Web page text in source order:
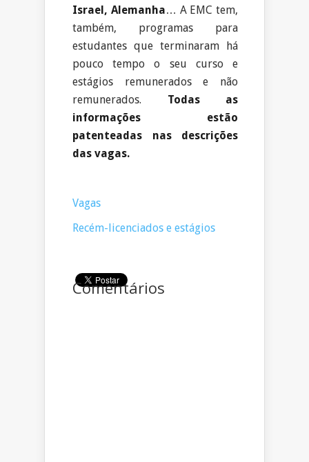
Israel, Alemanha… A EMC tem,
também, programas para
estudantes que terminaram há
pouco tempo o seu curso e
estágios remunerados e não
remunerados. Todas as
informações estão
patenteadas nas descrições
das vagas.
Vagas
Recém-licenciados e estágios
Comentários